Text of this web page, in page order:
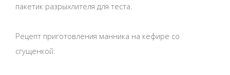
пакетик разрыхлителя для теста.
Рецепт приготовления манника на кефире со
сгущенкой: